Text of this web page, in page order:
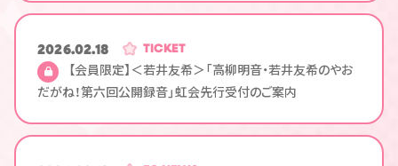
2026.02.18
TICKET
だがね！第六回公開録音」虹会先行受付のご案内